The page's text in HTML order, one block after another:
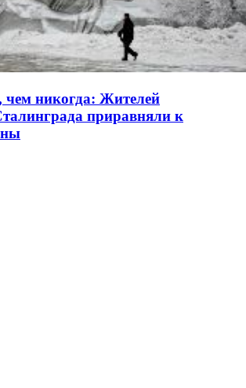
чем никогда: Жителей
приравняли к